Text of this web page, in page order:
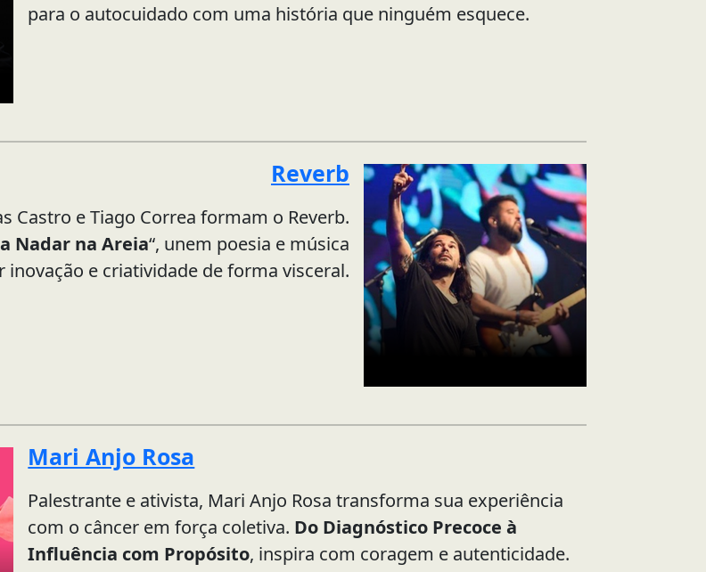
para o autocuidado com uma história que ninguém esquece.
Reverb
Castro e Tiago Correa formam o Reverb.
Nadar na Areia“, unem poesia e música
inovação e criatividade de forma visceral.
Mari Anjo Rosa
Palestrante e ativista, Mari Anjo Rosa transforma sua experiência
com o câncer em força coletiva. Do Diagnóstico Precoce à
Influência com Propósito, inspira com coragem e autenticidade.